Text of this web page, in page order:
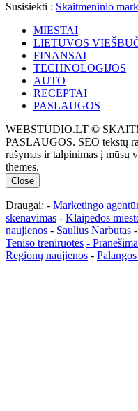
Susisiekti : Skaitmeninio
MIESTAI
LIETUVOS
FINANSAI
TECHNOLOGIJOS
AUTO
RECEPTAI
PASLAUGOS
WEBSTUDIO.LT ©
PASLAUGOS. SEO tekstų
rašymas ir talpinimas į mūsų
themes.
Close
Draugai: - Marketingo
skenavimas - Klaipedos
naujienos - Saulius Narbutas -
Teniso treniruotės -
Regionų naujienos -